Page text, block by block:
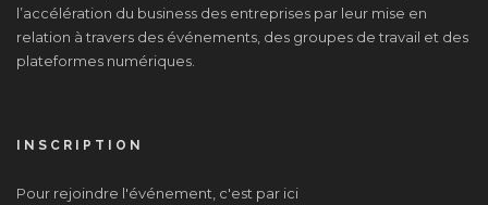
l’accélération du business des entreprises par leur mise en
relation à travers des événements, des groupes de travail et des
plateformes numériques.
INSCRIPTION
Pour rejoindre l'événement, c'est par ici